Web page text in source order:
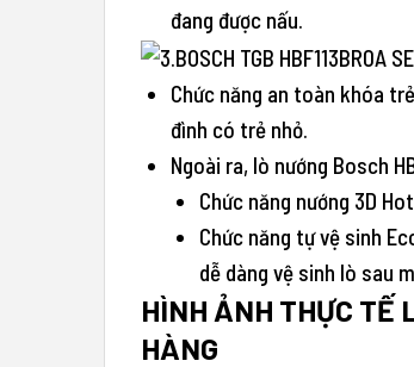
đang được nấu.
Chức năng an toàn khóa
đình có trẻ nhỏ.
Ngoài ra, lò nướng Bosch
Chức năng nướng 3D
Chức năng tự vệ sinh
dễ dàng vệ sinh lò sau
HÌNH ẢNH THỰC TẾ
HÀNG